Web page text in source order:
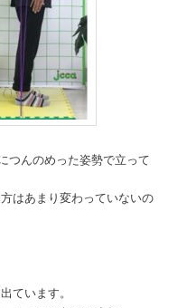
つんのめった姿勢で立って
はあまり変わっていないの
ています。